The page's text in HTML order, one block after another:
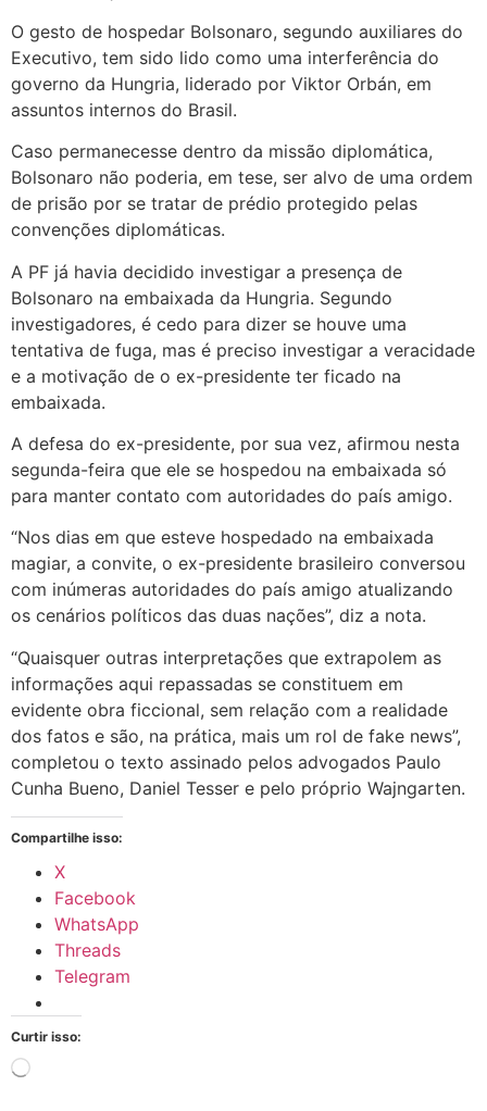
O gesto de hospedar Bolsonaro, segundo auxiliares do
Executivo, tem sido lido como uma interferência do
governo da Hungria, liderado por Viktor Orbán, em
assuntos internos do Brasil.
Caso permanecesse dentro da missão diplomática,
Bolsonaro não poderia, em tese, ser alvo de uma ordem
de prisão por se tratar de prédio protegido pelas
convenções diplomáticas.
A PF já havia decidido investigar a presença de
Bolsonaro na embaixada da Hungria. Segundo
investigadores, é cedo para dizer se houve uma
tentativa de fuga, mas é preciso investigar a veracidade
e a motivação de o ex-presidente ter ficado na
embaixada.
A defesa do ex-presidente, por sua vez, afirmou nesta
segunda-feira que ele se hospedou na embaixada só
para manter contato com autoridades do país amigo.
“Nos dias em que esteve hospedado na embaixada
magiar, a convite, o ex-presidente brasileiro conversou
com inúmeras autoridades do país amigo atualizando
os cenários políticos das duas nações”, diz a nota.
“Quaisquer outras interpretações que extrapolem as
informações aqui repassadas se constituem em
evidente obra ficcional, sem relação com a realidade
dos fatos e são, na prática, mais um rol de fake news”,
completou o texto assinado pelos advogados Paulo
Cunha Bueno, Daniel Tesser e pelo próprio Wajngarten.
Compartilhe isso:
X
Facebook
WhatsApp
Threads
Telegram
Curtir isso: